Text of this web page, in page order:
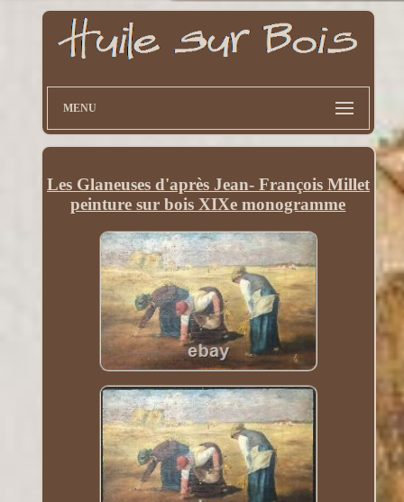
MENU
Les Glaneuses d'après Jean- François Millet
peinture sur bois XIXe monogramme